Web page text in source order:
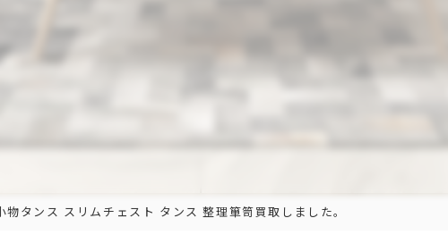
タンス スリムチェスト タンス 整理箪笥買取しました。